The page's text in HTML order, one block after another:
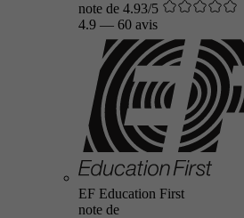
note de 4.93/5
4.9 — 60 avis
EF Education First
note de